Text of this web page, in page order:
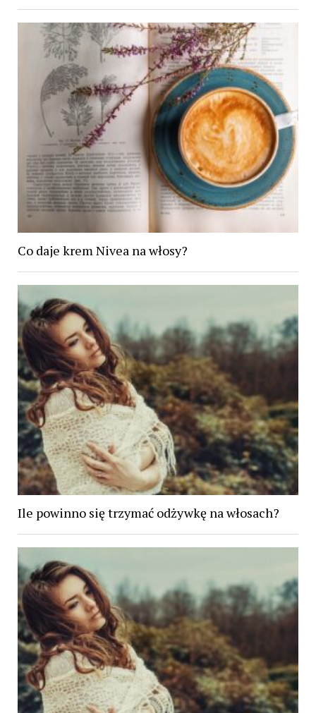
Co daje krem Nivea na włosy?
Ile powinno się trzymać odżywkę na włosach?